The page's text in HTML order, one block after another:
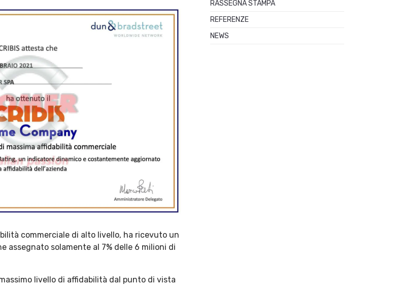
commerciale di alto livello, ha ricevuto un
assegnato solamente al 7% delle 6 milioni di
livello di affidabilità dal punto di vista
RASSEGNA STAMPA
REFERENZE
NEWS